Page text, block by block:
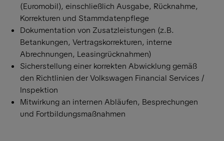
(Euromobil), einschließlich Ausgabe, Rücknahme,
Korrekturen und Stammdatenpflege
Dokumentation von Zusatzleistungen (z.B.
Betankungen, Vertragskorrekturen, interne
Abrechnungen, Leasingrücknahmen)
Sicherstellung einer korrekten Abwicklung gemäß
den Richtlinien der Volkswagen Financial Services /
Inspektion
Mitwirkung an internen Abläufen, Besprechungen
und Fortbildungsmaßnahmen